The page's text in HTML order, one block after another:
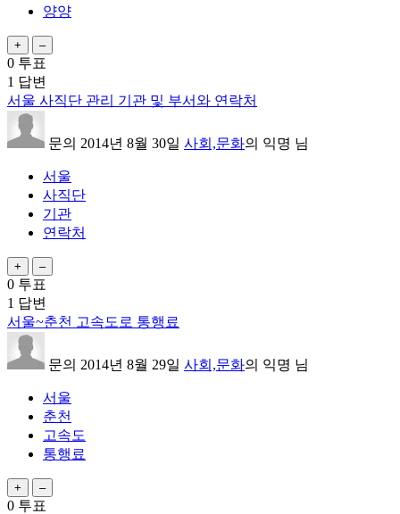
양양
0 투표
1 답변
서울 사직단 관리 기관 및 부서와 연락처
문의 2014년 8월 30일 사회,문화의 익명 님
서울
사직단
기관
연락처
0 투표
1 답변
서울~춘천 고속도로 통행료
문의 2014년 8월 29일 사회,문화의 익명 님
서울
춘천
고속도
통행료
0 투표